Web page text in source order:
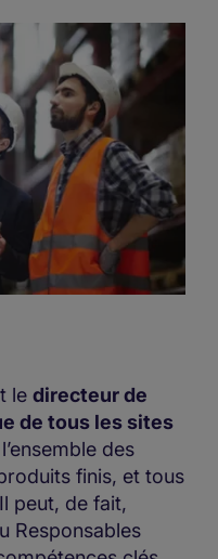
le directeur de
de tous les sites
des
finis, et tous
peut, de fait,
Responsables